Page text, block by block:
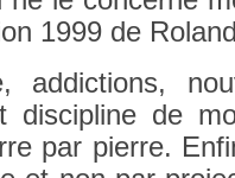
1999 de
ad­dic­tions,
dis­cip­line de
par pier­re.